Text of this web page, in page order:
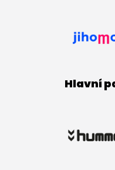
Hlavní